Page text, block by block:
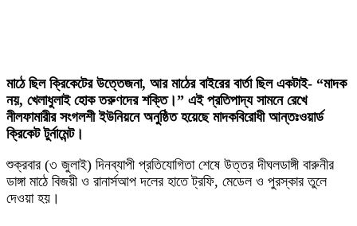
মাঠে ছিল ক্রিকেটের উত্তেজনা, আর মাঠের বাইরের বার্তা ছিল একটাই- “মাদক
নয়, খেলাধুলাই হোক তরুণদের শক্তি।” এই প্রতিপাদ্য সামনে রেখে
নীলফামারীর সংগলশী ইউনিয়নে অনুষ্ঠিত হয়েছে মাদকবিরোধী আন্তঃওয়ার্ড
ক্রিকেট টুর্নামেন্ট।
শুক্রবার (৩ জুলাই) দিনব্যাপী প্রতিযোগিতা শেষে উত্তর দীঘলডাঙ্গী বারুনীর
ডাঙ্গা মাঠে বিজয়ী ও রানার্সআপ দলের হাতে ট্রফি, মেডেল ও পুরস্কার তুলে
দেওয়া হয়।